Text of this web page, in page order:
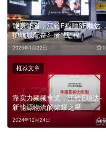
能赚能省，江铃E福顺&E顺达
护航城配奋斗者“钱”程
2025年1月22日 0
靠实力频频拿奖，江铃E顺达-
新能源物流的荣耀之星
2024年12月24日 0
推荐文章